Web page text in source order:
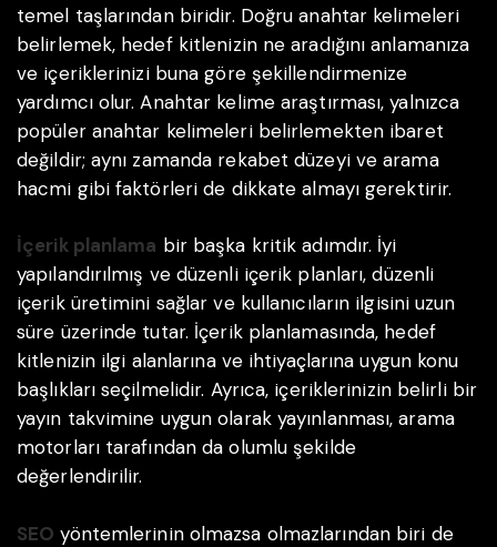
temel taşlarından biridir. Doğru anahtar kelimeleri
belirlemek, hedef kitlenizin ne aradığını anlamanıza
ve içeriklerinizi buna göre şekillendirmenize
yardımcı olur. Anahtar kelime araştırması, yalnızca
popüler anahtar kelimeleri belirlemekten ibaret
değildir; aynı zamanda rekabet düzeyi ve arama
hacmi gibi faktörleri de dikkate almayı gerektirir.
İçerik planlama bir başka kritik adımdır. İyi
yapılandırılmış ve düzenli içerik planları, düzenli
içerik üretimini sağlar ve kullanıcıların ilgisini uzun
süre üzerinde tutar. İçerik planlamasında, hedef
kitlenizin ilgi alanlarına ve ihtiyaçlarına uygun konu
başlıkları seçilmelidir. Ayrıca, içeriklerinizin belirli bir
yayın takvimine uygun olarak yayınlanması, arama
motorları tarafından da olumlu şekilde
değerlendirilir.
SEO yöntemlerinin olmazsa olmazlarından biri de